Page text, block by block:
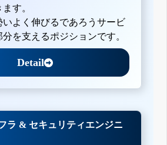
す。
いよく伸びるであろうサービ
を支えるポジションです。
Detail
ラ & セキュリティエンジニ